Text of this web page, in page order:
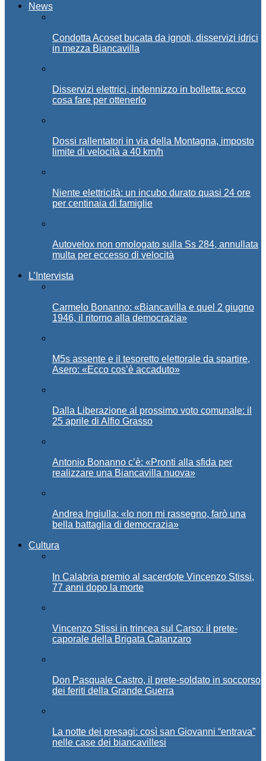
News
Condotta Acoset bucata da ignoti, disservizi idrici
in mezza Biancavilla
Disservizi elettrici, indennizzo in bolletta: ecco
cosa fare per ottenerlo
Dossi rallentatori in via della Montagna, imposto
limite di velocità a 40 km/h
Niente elettricità: un incubo durato quasi 24 ore
per centinaia di famiglie
Autovelox non omologato sulla Ss 284, annullata
multa per eccesso di velocità
L’Intervista
Carmelo Bonanno: «Biancavilla e quel 2 giugno
1946, il ritorno alla democrazia»
M5s assente e il tesoretto elettorale da spartire,
Asero: «Ecco cos’è accaduto»
Dalla Liberazione al prossimo voto comunale: il
25 aprile di Alfio Grasso
Antonio Bonanno c’è: «Pronti alla sfida per
realizzare una Biancavilla nuova»
Andrea Ingiulla: «Io non mi rassegno, farò una
bella battaglia di democrazia»
Cultura
In Calabria premio al sacerdote Vincenzo Stissi,
77 anni dopo la morte
Vincenzo Stissi in trincea sul Carso: il prete-
caporale della Brigata Catanzaro
Don Pasquale Castro, il prete-soldato in soccorso
dei feriti della Grande Guerra
La notte dei presagi: così san Giovanni “entrava”
nelle case dei biancavillesi